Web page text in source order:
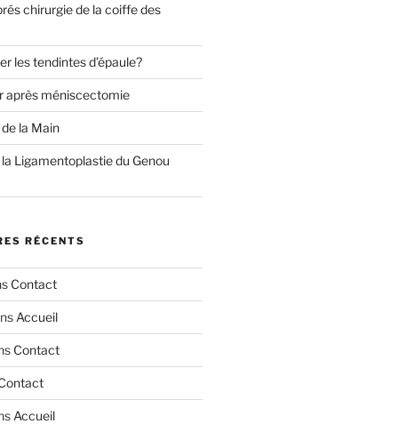
chirurgie de la coiffe des
les tendintes d’épaule?
après méniscectomie
la Main
Ligamentoplastie du Genou
RÉCENTS
Contact
Accueil
Contact
Accueil